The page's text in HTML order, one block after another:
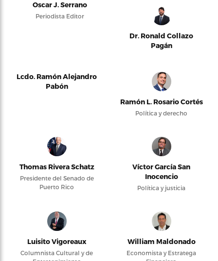
Oscar J. Serrano
Periodista Editor
Dr. Ronald Collazo
Pagán
Lcdo. Ramón Alejandro
Pabón
Ramón L. Rosario Cortés
Política y derecho
Thomas Rivera Schatz
Presidente del Senado de
Puerto Rico
Víctor García San
Inocencio
Política y justicia
Luisito Vigoreaux
Columnista Cultural y de
William Maldonado
Economista y Estratega